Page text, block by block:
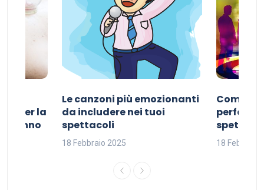
per la
sonno
Le canzoni più emozionanti
da includere nei tuoi
spettacoli
18 Febbraio 2025
Come
perfetta
18 Febbraio